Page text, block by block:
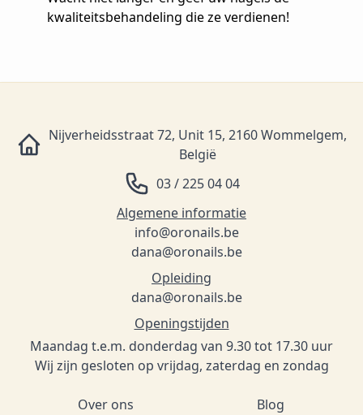
kwaliteitsbehandeling die ze verdienen!
Nijverheidsstraat 72, Unit 15, 2160 Wommelgem,
België
03 / 225 04 04
Algemene informatie
info@oronails.be
dana@oronails.be
Opleiding
dana@oronails.be
Openingstijden
Maandag t.e.m. donderdag van 9.30 tot 17.30 uur
Wij zijn gesloten op vrijdag, zaterdag en zondag
Over ons
Blog